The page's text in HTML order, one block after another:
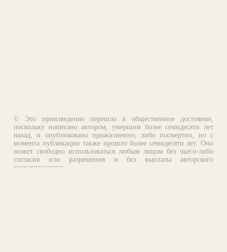
© Это произведение перешло в общественное достояние,
поскольку написано автором, умершим более семидесяти лет
назад, и опубликовано прижизненно, либо посмертно, но с
момента публикации также прошло более семидесяти лет. Оно
может свободно использоваться любым лицом без чьего-либо
согласия или разрешения и без выплаты авторского
вознаграждения.